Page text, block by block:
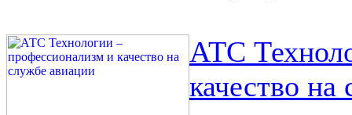
АТС
качество на